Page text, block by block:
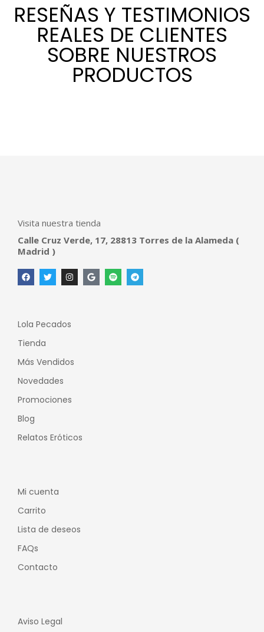
RESEÑAS Y TESTIMONIOS
REALES DE CLIENTES
SOBRE NUESTROS
PRODUCTOS
Visita nuestra tienda
Calle Cruz Verde, 17, 28813 Torres de la Alameda (
Madrid )
Lola Pecados
Tienda
Más Vendidos
Novedades
Promociones
Blog
Relatos Eróticos
Mi cuenta
Carrito
Lista de deseos
FAQs
Contacto
Aviso Legal